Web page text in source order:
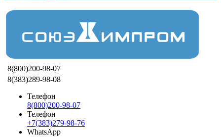
8(800)200-98-07
8(383)289-98-08
Телефон
8(800)200-98-07
Телефон
+7(383)279-98-76
WhatsApp